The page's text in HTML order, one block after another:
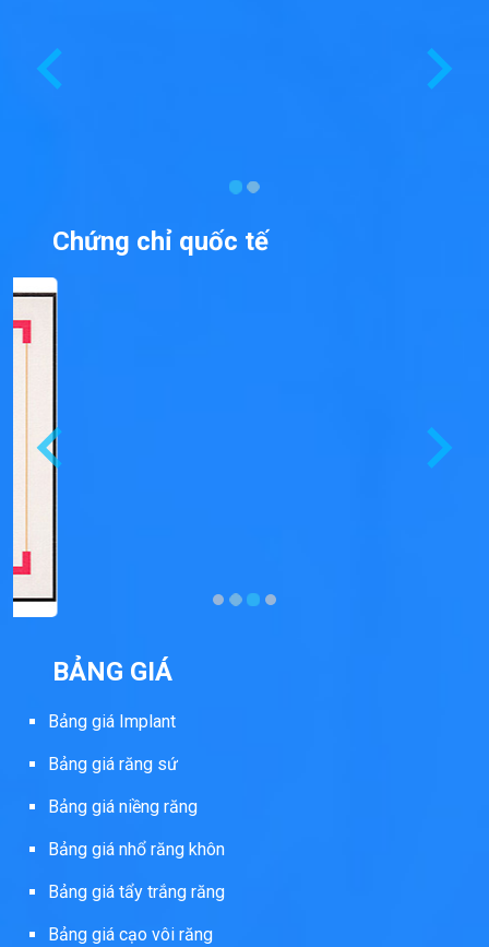
Chứng chỉ quốc tế
BẢNG GIÁ
Bảng giá Implant
Bảng giá răng sứ
Bảng giá niềng răng
Bảng giá nhổ răng khôn
Bảng giá tẩy trắng răng
Bảng giá cạo vôi răng